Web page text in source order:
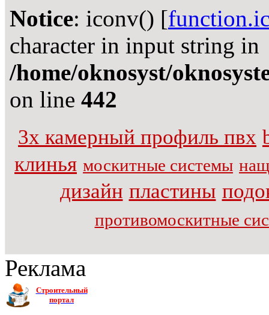
Notice: iconv() [
character in input string in
/home/oknosyst/
on line 442
3х камерный профиль пвх
клинья москитные системы
дизайн пластины
противомоскитные
Реклама
Строительный
портал